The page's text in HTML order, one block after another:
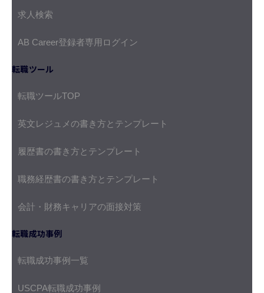
求人検索
AB Career登録者専用ログイン
転職ツール
転職ツールTOP
英文レジュメの書き方とテンプレート
履歴書の書き方とテンプレート
職務経歴書の書き方とテンプレート
会計・財務キャリアの面接対策
転職成功事例
転職成功事例一覧
USCPA転職成功事例